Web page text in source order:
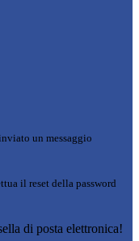
un messaggio
il reset della password
di posta elettronica!